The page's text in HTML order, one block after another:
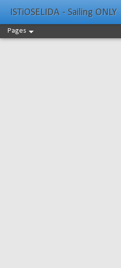
ISTiOSELIDA - Sailing ONLY
Pages